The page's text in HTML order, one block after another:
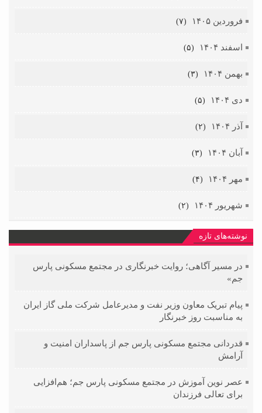
فروردین ۱۴۰۵ (۷)
اسفند ۱۴۰۴ (۵)
بهمن ۱۴۰۴ (۳)
دی ۱۴۰۴ (۵)
آذر ۱۴۰۴ (۲)
آبان ۱۴۰۴ (۳)
مهر ۱۴۰۴ (۴)
شهریور ۱۴۰۴ (۲)
نوشته‌های تازه
در مسیر آگاهی؛ روایت خبرنگاری در مجتمع مسکونی پارس
جم»
پیام تبریک معاون وزیر نفت و مدیرعامل شرکت ملی گاز ایران
به مناسبت روز خبرنگار
قدردانی مجتمع مسکونی پارس جم از پاسداران امنیت و
آرامش
عصر نوین آموزش در مجتمع مسکونی پارس جم؛ هم‌افزایی
برای تعالی فرزندان